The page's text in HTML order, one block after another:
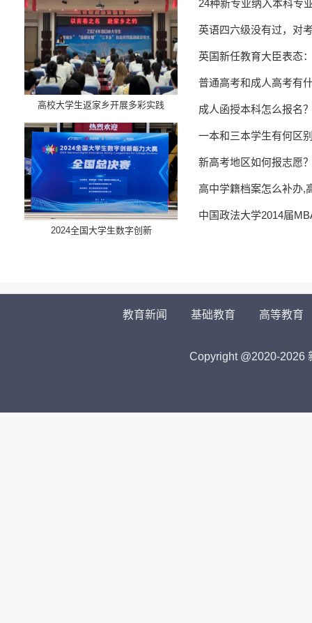
高校大学生返家乡开展多彩实践
​2024全国大学生数字创新
24种新专业纳入本科专
英语四六级没有过，对
英国新任教育大臣表态
普通高考和成人高考有
成人函授本科怎么报名
一本和三本学生有何区
新高考地区如何报志愿
高中学籍档案怎么补办,
中国政法大学2014届
教育新闻 基础教育 高等教育
Copyright @2020-2026